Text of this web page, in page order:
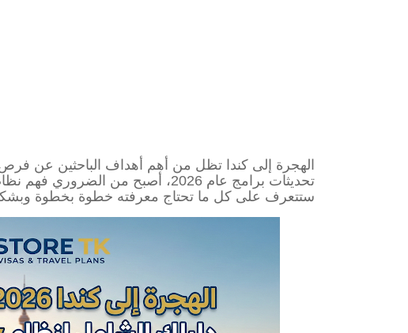
الهجرة إلى كندا تظل من أهم أهداف الباحثين عن فرص
تحديثات برامج عام 2026، أصبح من الضروري فهم نظام
ستتعرف على كل ما تحتاج معرفته خطوة بخطوة